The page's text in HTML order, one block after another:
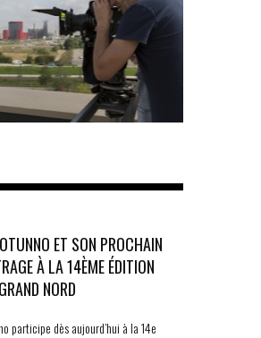
ET SON PROCHAIN
À LA 14ÈME ÉDITION
NORD
participe dès aujourd’hui à la 14e